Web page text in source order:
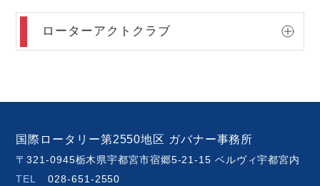
ローターアクトクラブ
国際ロータリー第2550地区 ガバナー事務所
〒321-0945栃木県宇都宮市宿郷5-21-15 ベルヴィ宇都宮内
TEL
028-651-2550